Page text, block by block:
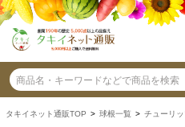
タキイネット通販TOP > 球根一覧 > チューリ